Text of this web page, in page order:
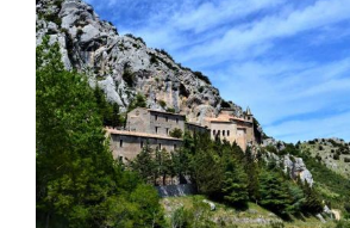
In cammino tra borghi e
Parco Nazionale del Pollino
Basilicata